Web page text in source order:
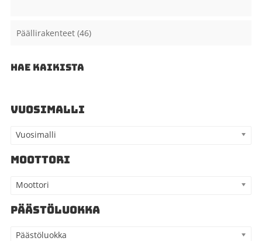
Päällirakenteet (46)
HAE KAIKISTA
VUOSIMALLI
Vuosimalli
MOOTTORI
Moottori
PÄÄSTÖLUOKKA
Päästöluokka